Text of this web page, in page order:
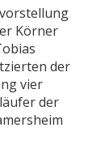
Körner
der
vier
der